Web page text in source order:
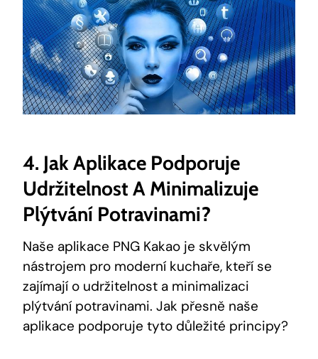
4. Jak Aplikace ​podporuje⁢
Udržitelnost ⁣a ⁢minimalizuje
⁢plýtvání Potravinami?
Naše aplikace⁤ PNG ⁤Kakao je ⁤skvělým
nástrojem​ pro moderní kuchaře,⁢ kteří‌ se
‍zajímají o udržitelnost ⁤a minimalizaci
plýtvání‍ potravinami. Jak​ přesně naše
aplikace⁤ podporuje tyto důležité principy?